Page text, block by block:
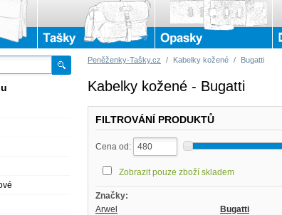
Peněženky-Tašky.cz / Kabelky kožené / Bugatti
Kabelky kožené - Bugatti
FILTROVÁNÍ PRODUKTŮ
Cena od:
Zobrazit pouze zboží skladem
Značky:
Arwel
Bugatti